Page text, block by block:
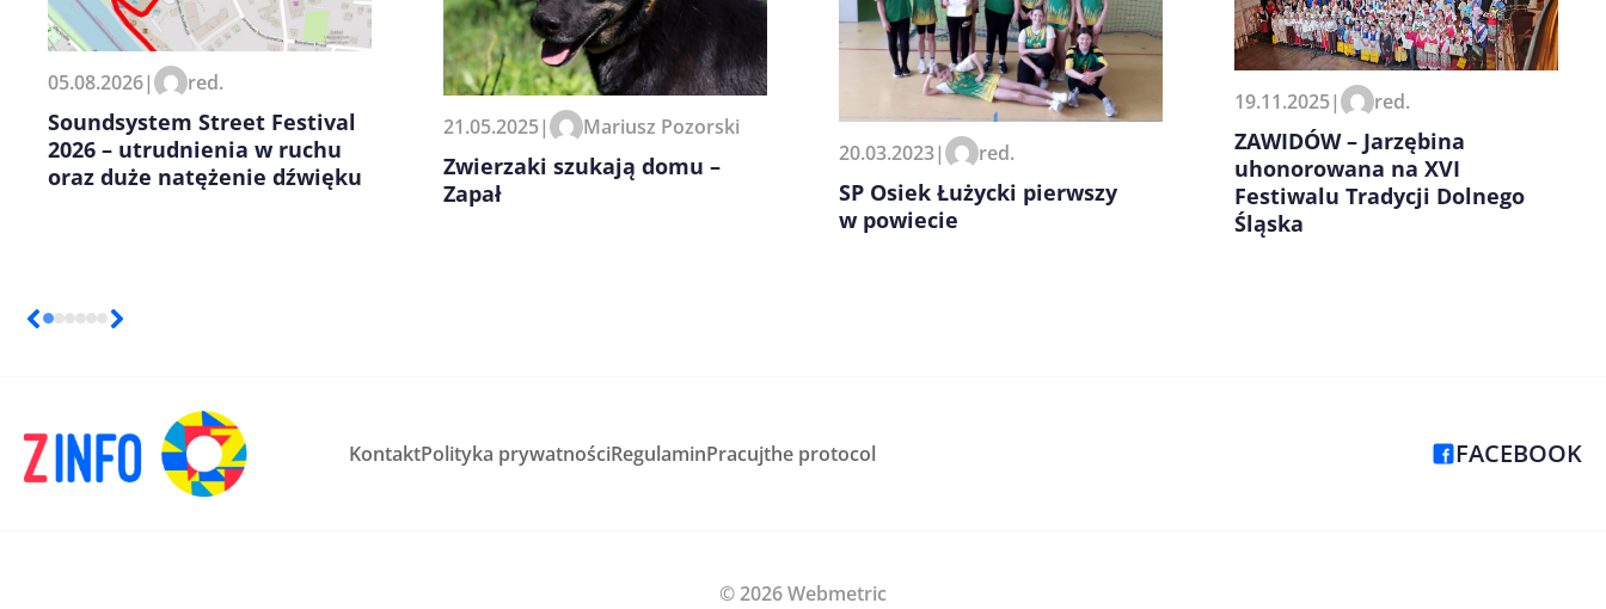
Zapamiętaj moje dane w tej przeglądarce podczas pisania
kolejnych komentarzy.
05.08.2026| red.
Soundsystem Street Festival
2026 – utrudnienia w ruchu
oraz duże natężenie dźwięku
21.05.2025| Mariusz Pozorski
Zwierzaki szukają domu –
Zapał
20.03.2023| red.
SP Osiek Łużycki pierwszy
w powiecie
19.11.2025| red.
ZAWIDÓW – Jarzębina
uhonorowana na XVI
Festiwalu Tradycji Dolnego
Śląska
KontaktPolityka prywatnościRegulaminPracujthe protocol FACEBOOK
© 2026 Webmetric